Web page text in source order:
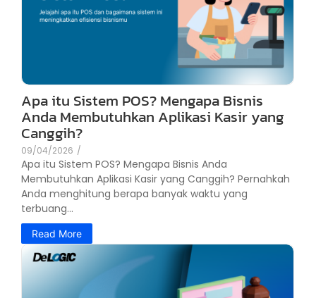
Apa itu Sistem POS? Mengapa Bisnis
Anda Membutuhkan Aplikasi Kasir yang
Canggih?
09/04/2026 /
Apa itu Sistem POS? Mengapa Bisnis Anda
Membutuhkan Aplikasi Kasir yang Canggih? Pernahkah
Anda menghitung berapa banyak waktu yang
terbuang...
Read More